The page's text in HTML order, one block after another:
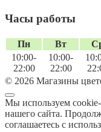
Часы работы
Пн Вт
10:00-
22:00
10:00-
22:00
© 2026 Магазины
Мы используем
нашего сайта.
соглашаетесь с